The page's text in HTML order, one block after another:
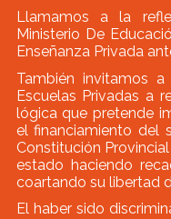
Llamamos a la
Ministerio De
Enseñanza Privada
También invitamos
Escuelas Privadas a
lógica que pretende
el financiamiento del
Constitución
estado haciendo
coartando su libertad
El haber sido